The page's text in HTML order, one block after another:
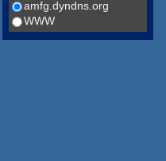
amfg.dyndns.org
WWW